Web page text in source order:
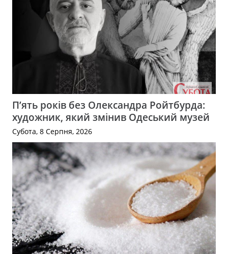
П’ять років без Олександра Ройтбурда:
художник, який змінив Одеський музей
Субота, 8 Серпня, 2026